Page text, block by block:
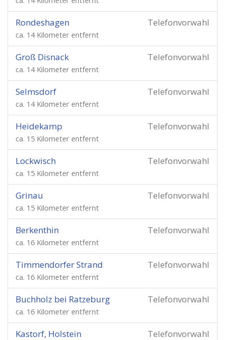
Telefonvorwahl
Rondeshagen
ca. 14 Kilometer entfernt
Telefonvorwahl
Groß Disnack
ca. 14 Kilometer entfernt
Telefonvorwahl
Selmsdorf
ca. 14 Kilometer entfernt
Telefonvorwahl
Heidekamp
ca. 15 Kilometer entfernt
Telefonvorwahl
Lockwisch
ca. 15 Kilometer entfernt
Telefonvorwahl
Grinau
ca. 15 Kilometer entfernt
Telefonvorwahl
Berkenthin
ca. 16 Kilometer entfernt
Telefonvorwahl
Timmendorfer Strand
ca. 16 Kilometer entfernt
Telefonvorwahl
Buchholz bei Ratzeburg
ca. 16 Kilometer entfernt
Telefonvorwahl
Kastorf, Holstein